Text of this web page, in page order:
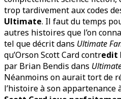
trop tardivement aux codes
Ultimate. Il faut du temps
autres histoires que l’on
tel que décrit dans Ultimate
qu’Orson Scott Card contredit
par Brian Bendis dans
Néanmoins on aurait tort de
l’histoire à son appartenance